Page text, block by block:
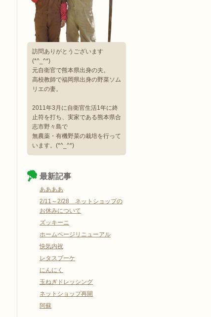
訪問ありがとうございます
(*^_^*)
元自衛官で熊本県出身の夫。
高校教師で福岡県出身の野菜ソム
リエの妻。
2011年3月に自衛官生活1年に終
止符を打ち、実家である熊本県合
志市野々島で
無農薬・有機野菜の栽培を行って
います。(*^_^*)
最新記事
ああああ
2/11～2/28 ネットショップの
お休みについて
ズッキーニ
ホームページリニューアル
快気内祝
レタスブーケ
にんにく
玉ねぎドレッシング
ネットショップ再開
阿蘇